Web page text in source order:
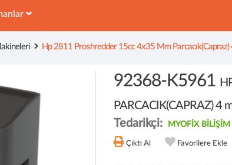
Hp 2811 Proshredder 15cc 4x35 Mm
92368-K5961
PARCACIK(CAPRAZ) 4
Tedarikçi:
MYOFİX
Çıktı Al Favorilere Ekle